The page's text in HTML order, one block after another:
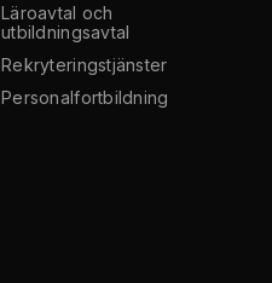
Läroavtal och
utbildningsavtal
Rekryterings­tjänster
Personal­fortbildning